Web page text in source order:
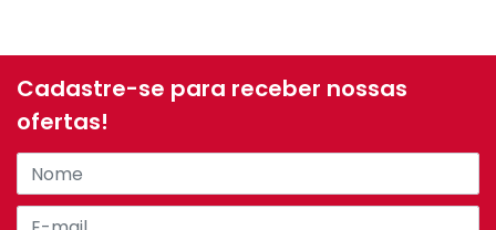
Cadastre-se para receber nossas
ofertas!